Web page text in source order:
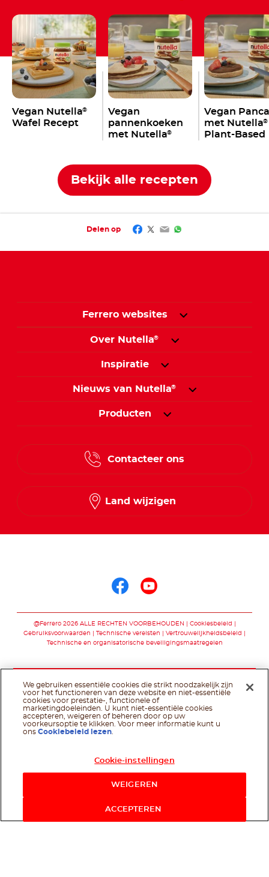
Vegan Nutella®
Wafel Recept
Vegan
pannenkoeken
met Nutella®
Vegan
met Nutella®
Plant-Based
Bekijk alle recepten
Delen op Facebook
Twitter
EmailWhatsApp
Ferrero websites
Over Nutella®
Inspiratie
Nieuws van Nutella®
Producten
Contacteer ons
Land wijzigen
@Ferrero 2026 ALLE RECHTEN VOORBEHOUDEN
Cookiesbeleid
Gebruiksvoorwaarden
Technische vereisten
Vertrouwelijkheidsbeleid
Technische en organisatorische beveiligingsmaatregelen
We gebruiken essentiële cookies die strikt noodzakelijk zijn
voor het functioneren van deze website en niet-essentiële
cookies voor prestatie-, functionele of
marketingdoeleinden. U kunt niet-essentiële cookies
accepteren, weigeren of beheren door op uw
voorkeursoptie te klikken. Voor meer informatie kunt u
onsCookiebeleid lezen
Cookie-instellingen
WEIGEREN
ACCEPTEREN